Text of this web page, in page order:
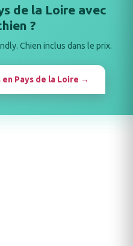
de la Loire avec
?
Chien inclus dans le prix.
Pays de la Loire →